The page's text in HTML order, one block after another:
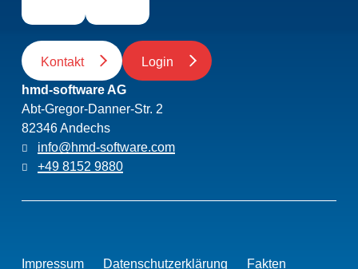
Kontakt Login
hmd-software AG
Abt-Gregor-Danner-Str. 2
82346 Andechs
info@hmd-software.com
+49 8152 9880
Impressum Datenschutzerklärung Fakten